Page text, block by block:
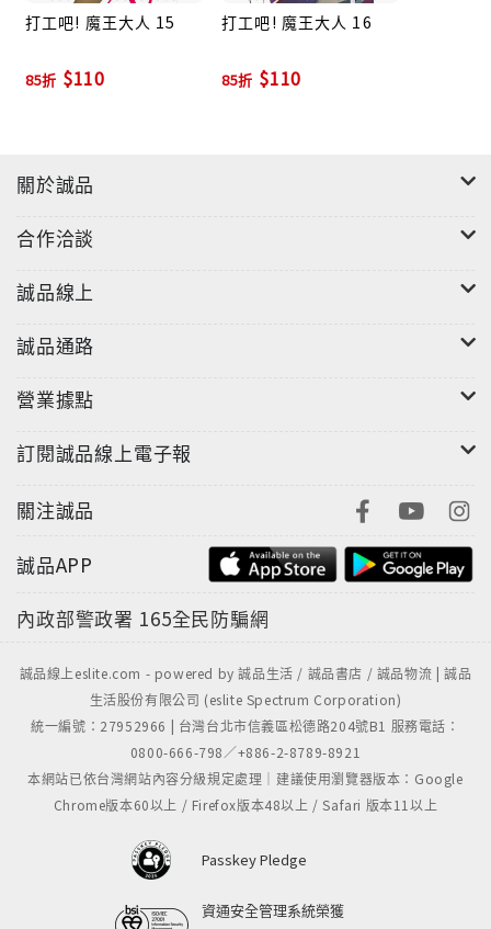
打工吧! 魔王大人 15
85折 $110
打工吧! 魔王大人 16
85折 $110
關於誠品
合作洽談
誠品線上
誠品通路
營業據點
訂閱誠品線上電子報
關注誠品
誠品APP
內政部警政署 165全民防騙網
誠品線上eslite.com - powered by 誠品生活 / 誠品書店 / 誠品物流 | 誠品
生活股份有限公司 (eslite Spectrum Corporation)
統一編號：27952966 | 台灣台北市信義區松德路204號B1 服務電話：
0800-666-798／+886-2-8789-8921
本網站已依台灣網站內容分級規定處理｜建議使用瀏覽器版本：Google
Chrome版本60以上 / Firefox版本48以上 / Safari 版本11以上
Passkey Pledge
資通安全管理系統榮獲